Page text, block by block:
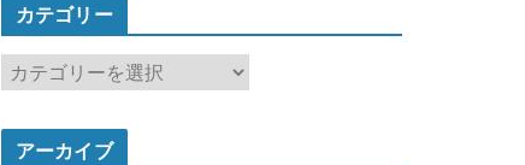
カテゴリー
カ
テ
ゴ
アーカイブ